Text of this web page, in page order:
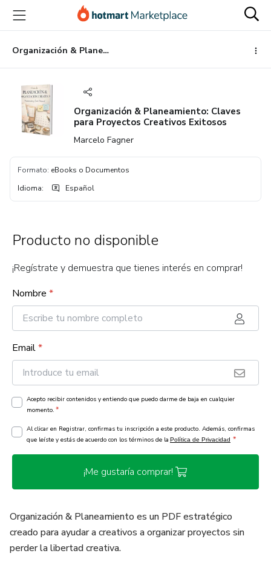
principal
página
de
página
Organización & Planeamiento: Claves para Proyectos Creativos Exitosos
Organización & Planeamiento: Claves
para Proyectos Creativos Exitosos
Marcelo Fagner
Formato: eBooks o Documentos
Idioma: Español
Producto no disponible
¡Regístrate y demuestra que tienes interés en comprar!
Nombre *
Email*
Acepto recibir contenidos y entiendo que puedo darme de baja en cualquier
momento. *
Al clicar en Registrar, confirmas tu inscripción a este producto. Además, confirmas
que leíste y estás de acuerdo con los términos de la Política de Privacidad *
¡Me gustaría comprar!
Organización & Planeamiento es un PDF estratégico
creado para ayudar a creativos a organizar proyectos sin
perder la libertad creativa.